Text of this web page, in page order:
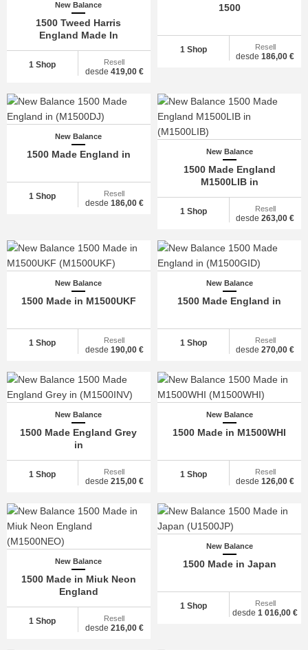
New Balance
1500 Tweed Harris
England Made In
1 Shop
Resell
desde 419,00 €
1500
1 Shop
Resell
desde 186,00 €
New Balance
1500 Made England in
1 Shop
Resell
desde 186,00 €
New Balance
1500 Made England
M1500LIB in
1 Shop
Resell
desde 263,00 €
New Balance
1500 Made in M1500UKF
1 Shop
Resell
desde 190,00 €
New Balance
1500 Made England in
1 Shop
Resell
desde 270,00 €
New Balance
1500 Made England Grey
in
1 Shop
Resell
desde 215,00 €
New Balance
1500 Made in M1500WHI
1 Shop
Resell
desde 126,00 €
New Balance
1500 Made in Miuk Neon
England
1 Shop
Resell
desde 216,00 €
New Balance
1500 Made in Japan
1 Shop
Resell
desde 1 016,00 €